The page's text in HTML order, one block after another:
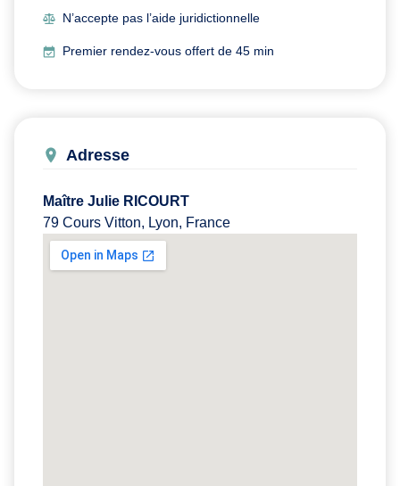
N’accepte pas l’aide juridictionnelle
Premier rendez-vous offert de 45 min
Adresse
Maître Julie RICOURT
79 Cours Vitton, Lyon, France